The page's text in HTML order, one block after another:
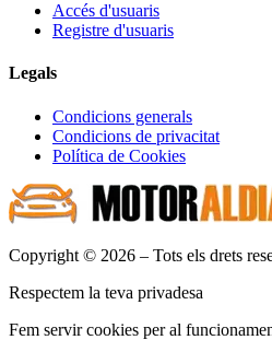
Accés d'usuaris
Registre d'usuaris
Legals
Condicions generals
Condicions de privacitat
Política de Cookies
Copyright © 2026 – Tots els drets
Respectem la teva privadesa
Fem servir cookies per al